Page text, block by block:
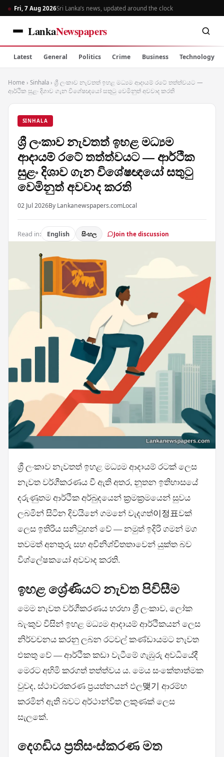
Fri, 7 Aug 2026Sri Lanka’s news, updated around the clock
LankaNewspapers
Latest General Politics Crime Business Technology
Home › Sinhala › ශ්‍රී ලංකාව නැවතත් ඉහළ මධ්‍යම ආදායම් රටේ තත්ත්වයට —
ආර්ථික සුළං දිශාව ගැන විශේෂඥයෝ සතුටු වෙමිනුත් අවවාද කරති
SINHALA
ශ්‍රී ලංකාව නැවතත් ඉහළ මධ්‍යම
ආදායම් රටේ තත්ත්වයට — ආර්ථික
සුළං දිශාව ගැන විශේෂඥයෝ සතුටු
වෙමිනුත් අවවාද කරති
02 Jul 2026By Lankanewspapers.comLocal
Read in: English සිංහල Join the discussion
ශ්‍රී ලංකාව නැවතත් ඉහළ මධ්‍යම ආදායම් රටක් ලෙස
නැවත වර්ගීකරණය වී ඇති අතර, නූතන ඉතිහාසයේ
දරුණුතම ආර්ථික අර්බුදයෙන් ක්‍රමක්‍රමයෙන් සුවය
ලබමින් සිටින දිවයිනේ ගමනේ වැදගත්이정표වක්
ලෙස ඉතිරිය සනිටුහන් වේ — නමුත් ඉදිරි ගමන් මග
තවමත් අනතුරු සහ අවිනිශ්චිතතාවෙන් යුක්ත බව
විශ්ලේෂකයෝ අවවාද කරති.
ඉහළ ශ්‍රේණියට නැවත පිවිසීම
මෙම නැවත වර්ගීකරණය හරහා ශ්‍රී ලංකාව, ලෝක
බැංකුව විසින් ඉහළ මධ්‍යම ආදායම් ආර්ථිකයන් ලෙස
නිර්වචනය කරනු ලබන රටවල් කණ්ඩායමට නැවත
එකතු වේ — ආර්ථික කඩා වැටීමේ ගැඹුරු අවධියේදී
මෙරට අහිමි කරගත් තත්ත්වය ය. මෙය සංකේතාත්මක
වුවද, ස්ථාවරකරණ ප්‍රයත්නයන් ඵල맺기 ආරම්භ
කරමින් ඇති බවට අර්ථාන්විත ලකුණක් ලෙස
සැලකේ.
දෙගඩිය ප්‍රතිසංස්කරණ මත